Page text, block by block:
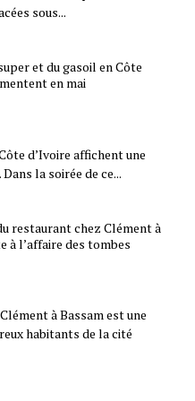
sous...
et du gasoil en Côte
en mai
d’Ivoire affichent une
la soirée de ce...
restaurant chez Clément à
à l’affaire des tombes
à Bassam est une
habitants de la cité